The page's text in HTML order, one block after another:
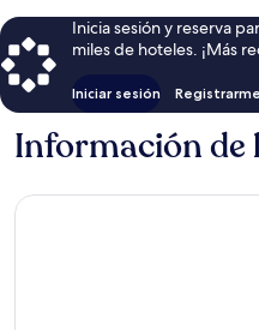
Inicia sesión y reserva
miles de hoteles. ¡Más
Iniciar sesión
Información de